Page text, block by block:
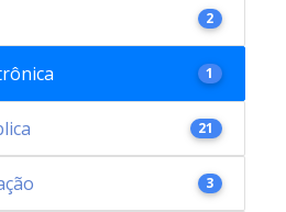
2
1
21
3